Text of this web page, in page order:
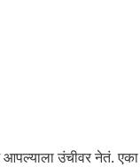
उंचीवर नेतं. एका